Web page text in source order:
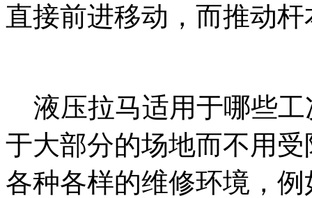
直接前进移动，而推动
液压拉马适用于哪些工
于大部分的场地而不用
各种各样的维修环境，例